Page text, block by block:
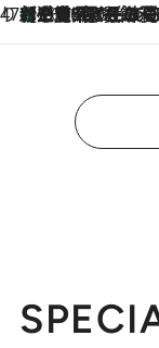
47都道府県の手みやげ ひんやりスイーツで夏
2026.8.6
【三重県】この夏絶対食べたい 冷やしておいしいおやつ3選 お餅×アイスの新感覚スイーツ